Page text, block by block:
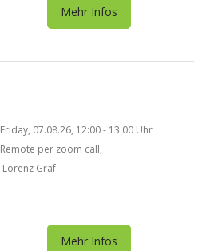
Mehr Infos
Friday, 07.08.26, 12:00 - 13:00 Uhr
Remote per zoom call,
Lorenz Gräf
Mehr Infos